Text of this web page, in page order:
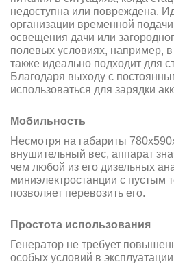
недоступна или повреждена.
организации временной
освещения дачи или
полевых условиях, например,
также идеально подходит для
Благодаря выходу с
использоваться для зарядки
Мобильность
Несмотря на габариты
внушительный вес, аппарат
чем любой из его дизельных
миниэлектростанции с пустым
позволяет перевозить его.
Простота использования
Генератор не требует
особых условий в